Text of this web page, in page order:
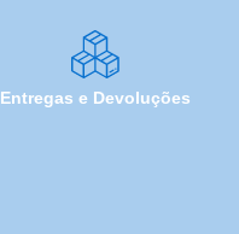
Entregas e Devoluções